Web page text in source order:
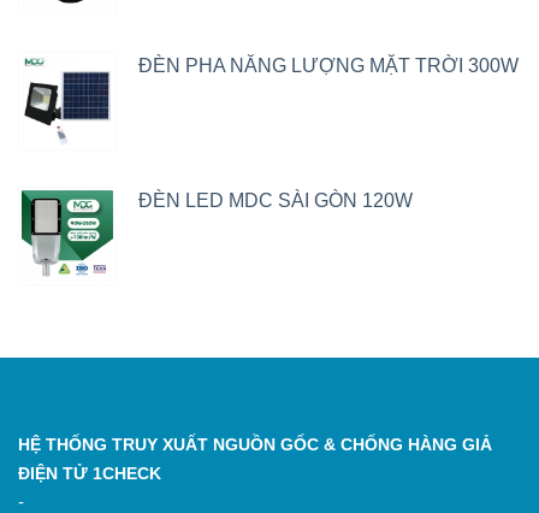
ĐÈN PHA NĂNG LƯỢNG MẶT TRỜI 300W
ĐÈN LED MDC SÀI GÒN 120W
HỆ THỐNG TRUY XUẤT NGUỒN GỐC & CHỐNG HÀNG GIẢ
ĐIỆN TỬ 1CHECK
-